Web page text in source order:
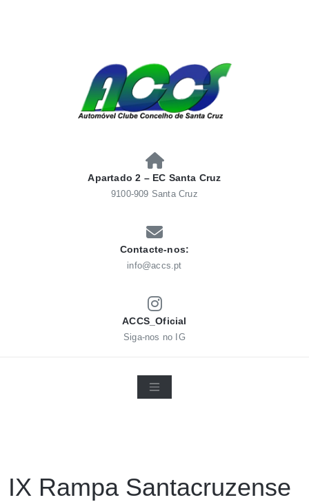
CONCELHO SANTACRUZ
Apartado 2 – EC Santa Cruz
9100-909 Santa Cruz
Contacte-nos:
info@accs.pt
ACCS_Oficial
Siga-nos no IG
IX Rampa Santacruzense